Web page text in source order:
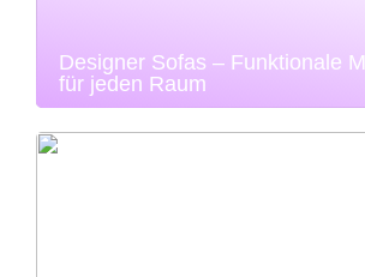
Designer Sofas – Funktionale
für jeden Raum